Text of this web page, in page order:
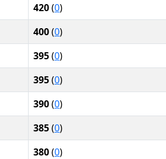
420(0)
400(0)
395(0)
395(0)
390(0)
385(0)
380(0)